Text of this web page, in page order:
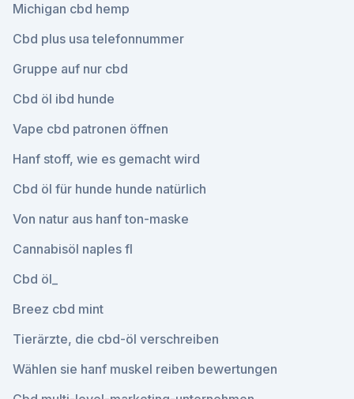
Michigan cbd hemp
Cbd plus usa telefonnummer
Gruppe auf nur cbd
Cbd öl ibd hunde
Vape cbd patronen öffnen
Hanf stoff, wie es gemacht wird
Cbd öl für hunde hunde natürlich
Von natur aus hanf ton-maske
Cannabisöl naples fl
Cbd öl_
Breez cbd mint
Tierärzte, die cbd-öl verschreiben
Wählen sie hanf muskel reiben bewertungen